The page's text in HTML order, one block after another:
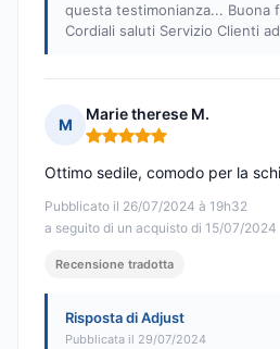
questa testimonianza... Buona
Cordiali saluti Servizio Clienti
M
Marie therese M.
Nota: 5 su 5
Pubblicato il 26/07/2024 à 19h32
a seguito di un acquisto di 15/07/2024
Ottimo sedile, comodo per la
Recensione tradotta
Risposta di Adjust
Pubblicata il 29/07/2024